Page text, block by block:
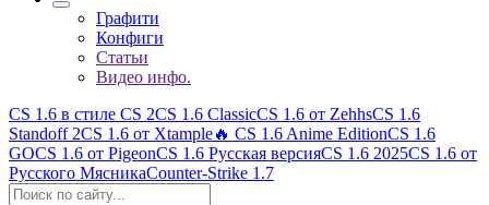
Графити
Конфиги
Статьи
Видео инфо.
CS 1.6 в стиле CS 2CS 1.6 ClassicCS 1.6 от ZehhsCS 1.6
Standoff 2CS 1.6 от Xtample🔥 CS 1.6 Anime EditionCS 1.6
GOCS 1.6 от PigeonCS 1.6 Русская версияCS 1.6 2025CS 1.6 от
Русского МясникаCounter-Strike 1.7